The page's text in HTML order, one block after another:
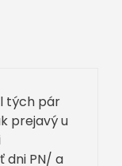
tých pár
prejavý u
dni PN/ a